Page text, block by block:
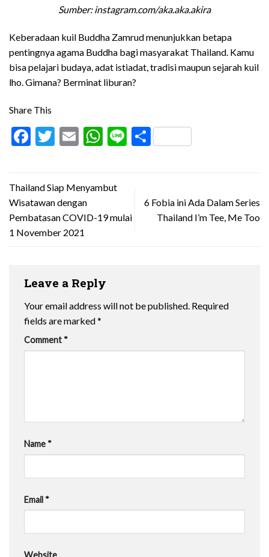
Sumber: instagram.com/aka.aka.akira
Keberadaan kuil Buddha Zamrud menunjukkan betapa
pentingnya agama Buddha bagi masyarakat Thailand. Kamu
bisa pelajari budaya, adat istiadat, tradisi maupun sejarah kuil
lho. Gimana? Berminat liburan?
Share This
Facebook
Twitter
EmailWhatsApp
LineShare
Thailand Siap Menyambut
Wisatawan dengan
Pembatasan COVID-19 mulai
1 November 2021
6 Fobia ini Ada Dalam Series
Thailand I’m Tee, Me Too
Leave a Reply
Your email address will not be published. Required
fields are marked*
Comment *
Name *
Email *